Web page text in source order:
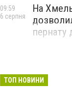
На
пернату
09:59
6 серпня
ТОП НОВИНИ